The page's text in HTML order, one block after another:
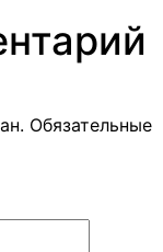
Обязательные